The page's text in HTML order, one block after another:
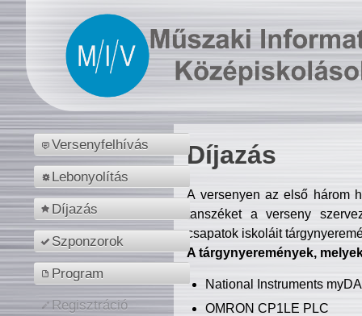
Versenyfelhívás
Lebonyolítás
Díjazás
Szponzorok
Program
Regisztráció
Díjazás
A versenyen az első három
tanszéket a verseny
csapatok iskoláit
A tárgynyeremények,
National Instruments
OMRON CP1LE PLC